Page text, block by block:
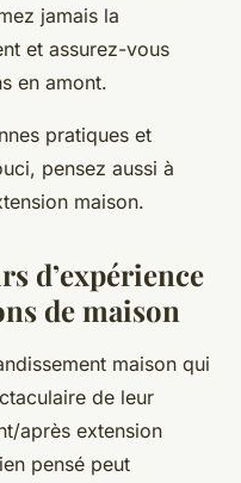
jamais la
et assurez-vous
en amont.
pratiques et
pensez aussi à
maison.
d’expérience
de maison
maison qui
de leur
après extension
pensé peut